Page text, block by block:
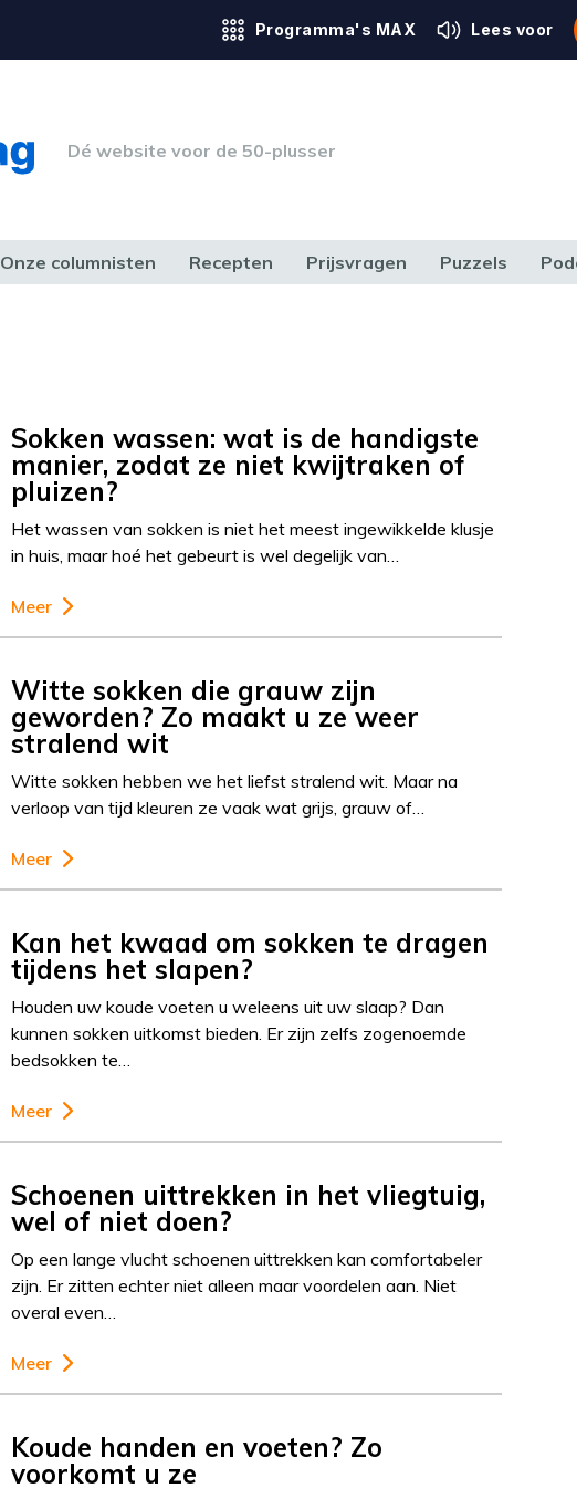
Programma's MAX Lees voor
Dé website voor de 50-plusser
Onze columnisten Recepten Prijsvragen Puzzels
Sokken wassen: wat is de handigste
manier, zodat ze niet kwijtraken of
pluizen?
Het wassen van sokken is niet het meest ingewikkelde klusje
in huis, maar hoé het gebeurt is wel degelijk van…
Meer
Witte sokken die grauw zijn
geworden? Zo maakt u ze weer
stralend wit
Witte sokken hebben we het liefst stralend wit. Maar na
verloop van tijd kleuren ze vaak wat grijs, grauw of…
Meer
Kan het kwaad om sokken te dragen
tijdens het slapen?
Houden uw koude voeten u weleens uit uw slaap? Dan
kunnen sokken uitkomst bieden. Er zijn zelfs zogenoemde
bedsokken te…
Meer
Schoenen uittrekken in het vliegtuig,
wel of niet doen?
Op een lange vlucht schoenen uittrekken kan comfortabeler
zijn. Er zitten echter niet alleen maar voordelen aan. Niet
overal even…
Meer
Koude handen en voeten? Zo
voorkomt u ze